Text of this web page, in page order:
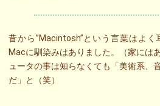
昔から”Macintosh”という言葉はよく
Macに馴染みはありました。（家には
ュータの事は知らなくても「美術系、
だ」と（笑）